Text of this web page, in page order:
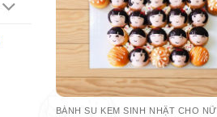
BÁNH SU KEM SINH NHẬT CHO NỮ